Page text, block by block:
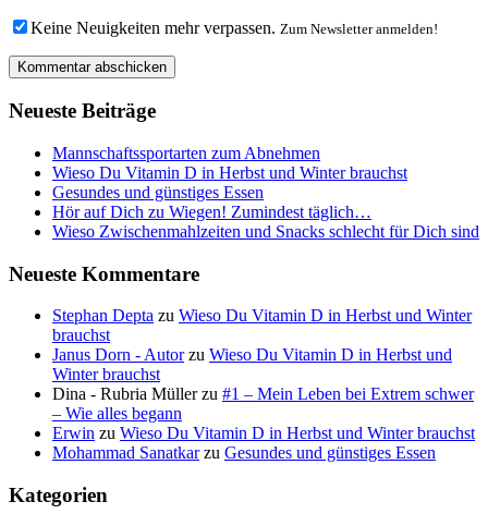
Keine Neuigkeiten mehr verpassen. Zum Newsletter anmelden!
Neueste Beiträge
Mannschaftssportarten zum Abnehmen
Wieso Du Vitamin D in Herbst und Winter brauchst
Gesundes und günstiges Essen
Hör auf Dich zu Wiegen! Zumindest täglich…
Wieso Zwischenmahlzeiten und Snacks schlecht für Dich sind
Neueste Kommentare
Stephan Depta zu Wieso Du Vitamin D in Herbst und Winter
brauchst
Janus Dorn - Autorzu Wieso Du Vitamin D in Herbst und
Winter brauchst
Dina - Rubria Müllerzu #1 – Mein Leben bei Extrem schwer
– Wie alles begann
Erwin zu Wieso Du Vitamin D in Herbst und Winter brauchst
Mohammad Sanatkarzu Gesundes und günstiges Essen
Kategorien